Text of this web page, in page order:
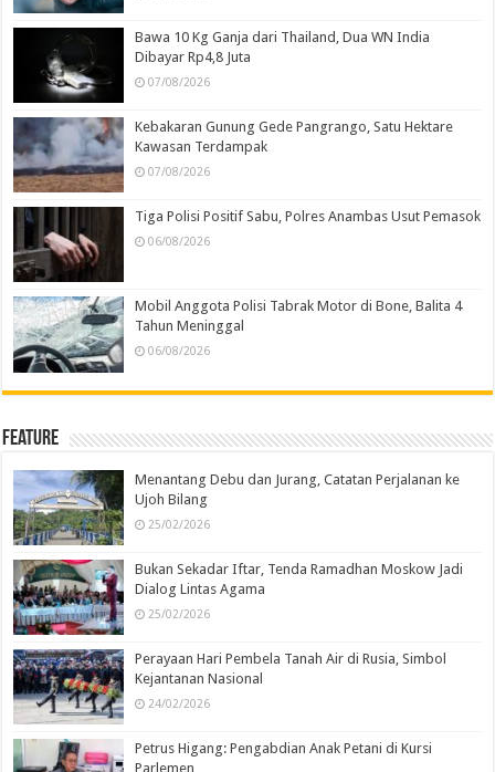
Bawa 10 Kg Ganja dari Thailand, Dua WN India
Dibayar Rp4,8 Juta
07/08/2026
Kebakaran Gunung Gede Pangrango, Satu Hektare
Kawasan Terdampak
07/08/2026
Tiga Polisi Positif Sabu, Polres Anambas Usut Pemasok
06/08/2026
Mobil Anggota Polisi Tabrak Motor di Bone, Balita 4
Tahun Meninggal
06/08/2026
Feature
Menantang Debu dan Jurang, Catatan Perjalanan ke
Ujoh Bilang
25/02/2026
Bukan Sekadar Iftar, Tenda Ramadhan Moskow Jadi
Dialog Lintas Agama
25/02/2026
Perayaan Hari Pembela Tanah Air di Rusia, Simbol
Kejantanan Nasional
24/02/2026
Petrus Higang: Pengabdian Anak Petani di Kursi
Parlemen